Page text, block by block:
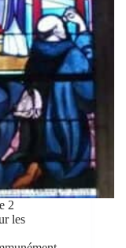
2
les